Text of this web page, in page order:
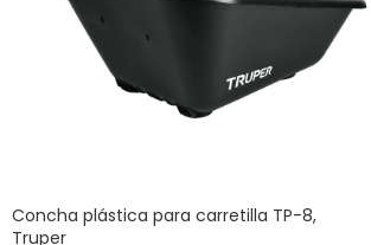
Concha plástica para carretilla TP-8,
Truper